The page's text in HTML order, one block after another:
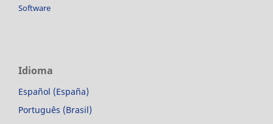
Software
Idioma
Español (España)
Português (Brasil)